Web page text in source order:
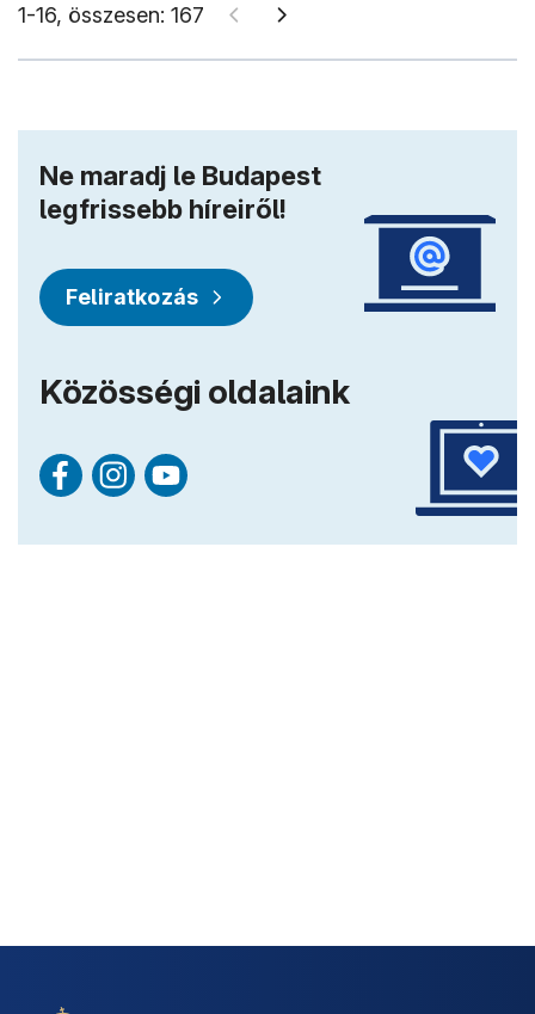
1-16, összesen: 167
Ne maradj le Budapest
legfrissebb híreiről!
Feliratkozás
Közösségi oldalaink